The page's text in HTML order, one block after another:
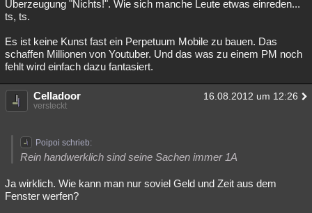
Überzeugung "Nichts!". Wie sich manche Leute etwas einreden...
ts, ts.
Es ist keine Kunst fast ein Perpetuum Mobile zu bauen. Das
schaffen Millionen von Youtuber. Und das was zu einem PM noch
fehlt wird einfach dazu fantasiert.
Celladoor 16.08.2012 um 12:26
versteckt
Poipoi schrieb:
Rein handwerklich sind seine Sachen immer 1A
Ja wirklich. Wie kann man nur soviel Geld und Zeit aus dem
Fenster werfen?